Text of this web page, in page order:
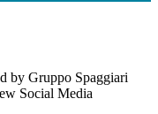
by Gruppo Spaggiari
Social Media